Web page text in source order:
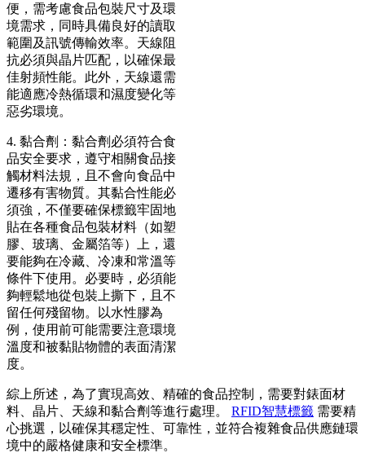
便，需考慮食品包裝尺寸及環
境需求，同時具備良好的讀取
範圍及訊號傳輸效率。天線阻
抗必須與晶片匹配，以確保最
佳射頻性能。此外，天線還需
能適應冷熱循環和濕度變化等
惡劣環境。
4. 黏合劑：黏合劑必須符合食
品安全要求，遵守相關食品接
觸材料法規，且不會向食品中
遷移有害物質。其黏合性能必
須強，不僅要確保標籤牢固地
貼在各種食品包裝材料（如塑
膠、玻璃、金屬箔等）上，還
要能夠在冷藏、冷凍和常溫等
條件下使用。必要時，必須能
夠輕鬆地從包裝上撕下，且不
留任何殘留物。以水性膠為
例，使用前可能需要注意環境
溫度和被黏貼物體的表面清潔
度。
綜上所述，為了實現高效、精確的食品控制，需要對錶面材
料、晶片、天線和黏合劑等進行處理。 RFID智慧標籤 需要精
心挑選，以確保其穩定性、可靠性，並符合複雜食品供應鏈環
境中的嚴格健康和安全標準。